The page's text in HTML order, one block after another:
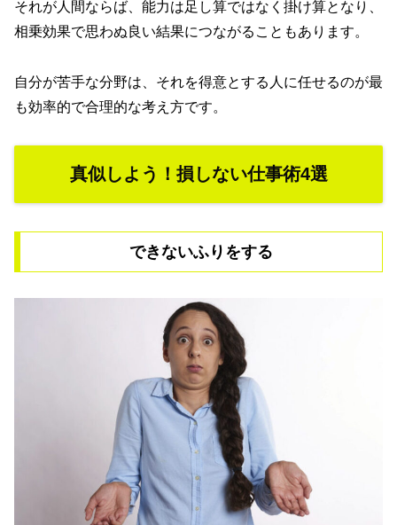
それが人間ならば、能力は足し算ではなく掛け算となり、
相乗効果で思わぬ良い結果につながることもあります。
自分が苦手な分野は、それを得意とする人に任せるのが最
も効率的で合理的な考え方です。
真似しよう！損しない仕事術4選
できないふりをする